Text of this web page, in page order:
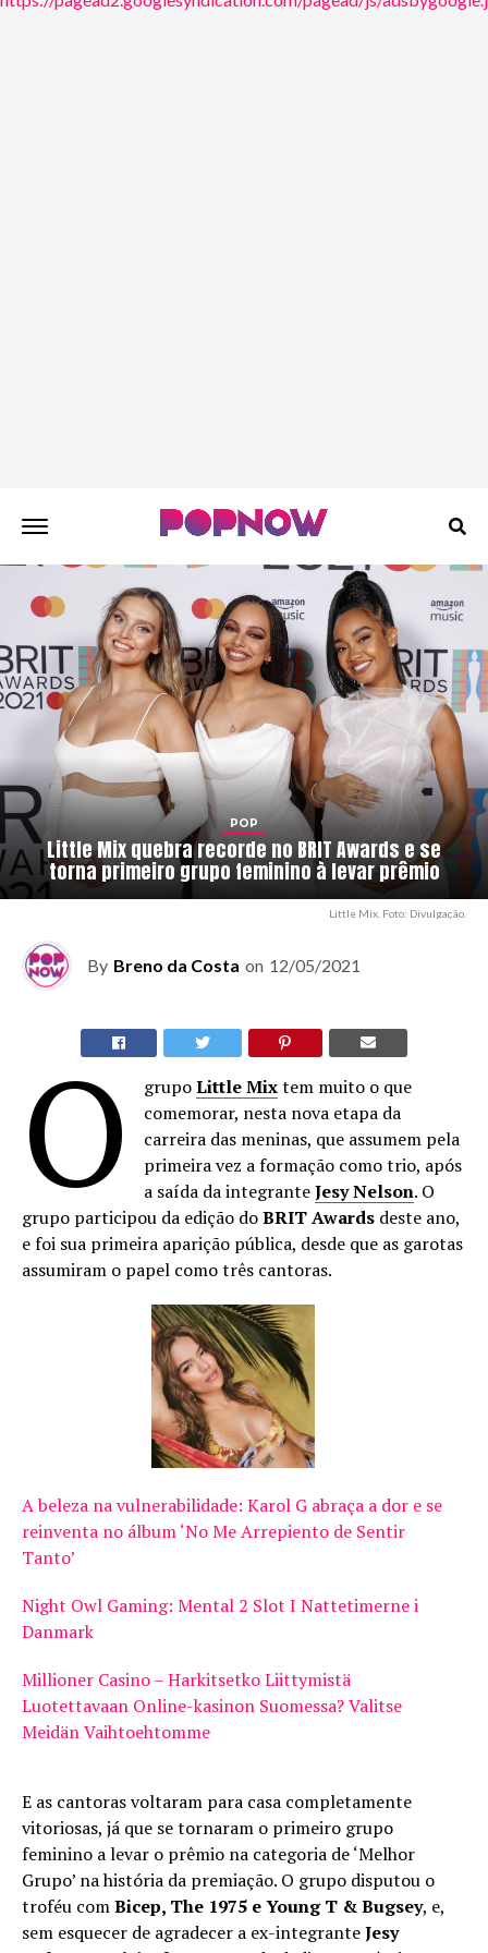
POP
Little Mix quebra recorde no BRIT Awards e se
torna primeiro grupo feminino à levar prêmio
Little Mix. Foto: Divulgação.
By Breno da Costa on 12/05/2021
O grupoLittle Mixtem muito o que
comemorar, nesta nova etapa da
carreira das meninas, que assumem pela
primeira vez a formação como trio, após
a saída da integranteJesy Nelson. O
grupo participou da edição doBRIT Awards deste ano,
e foi sua primeira aparição pública, desde que as garotas
assumiram o papel como três cantoras.
A beleza na vulnerabilidade: Karol G abraça a dor e se
reinventa no álbum ‘No Me Arrepiento de Sentir
Tanto’
Night Owl Gaming: Mental 2 Slot I Nattetimerne i
Danmark
Millioner Casino – Harkitsetko Liittymistä
Luotettavaan Online-kasinon Suomessa? Valitse
Meidän Vaihtoehtomme
E as cantoras voltaram para casa completamente
vitoriosas, já que se tornaram o primeiro grupo
feminino a levar o prêmio na categoria de ‘Melhor
Grupo’ na história da premiação. O grupo disputou o
troféu comBicep, The 1975 e Young T & Bugsey, e,
sem esquecer de agradecer a ex-integranteJesy